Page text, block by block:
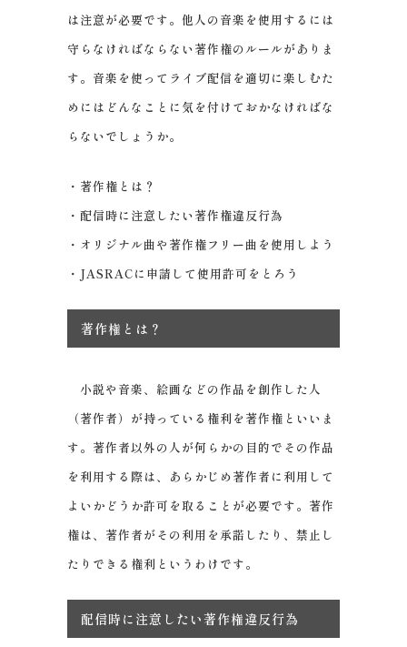
は注意が必要です。他人の音楽を使用するには
守らなければならない著作権のルールがありま
す。音楽を使ってライブ配信を適切に楽しむた
めにはどんなことに気を付けておかなければな
らないでしょうか。
・著作権とは？
・配信時に注意したい著作権違反行為
・オリジナル曲や著作権フリー曲を使用しよう
・JASRACに申請して使用許可をとろう
著作権とは？
小説や音楽、絵画などの作品を創作した人
（著作者）が持っている権利を著作権といいま
す。著作者以外の人が何らかの目的でその作品
を利用する際は、あらかじめ著作者に利用して
よいかどうか許可を取ることが必要です。著作
権は、著作者がその利用を承諾したり、禁止し
たりできる権利というわけです。
配信時に注意したい著作権違反行為